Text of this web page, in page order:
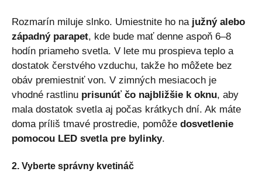
Rozmarín miluje slnko. Umiestnite ho na južný alebo
západný parapet, kde bude mať denne aspoň 6–8
hodín priameho svetla. V lete mu prospieva teplo a
dostatok čerstvého vzduchu, takže ho môžete bez
obáv premiestniť von. V zimných mesiacoch je
vhodné rastlinu prisunúť čo najbližšie k oknu, aby
mala dostatok svetla aj počas krátkych dní. Ak máte
doma príliš tmavé prostredie, pomôže dosvetlenie
pomocou LED svetla pre bylinky.
2. Vyberte správny kvetináč